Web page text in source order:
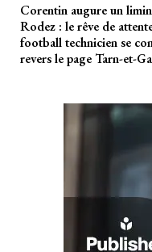
Corentin augure un
Rodez : le rêve de
football technicien se
revers le page Tarn-et-